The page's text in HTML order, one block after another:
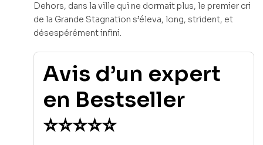
Dehors, dans la ville qui ne dormait plus, le premier cri
de la Grande Stagnation s’éleva, long, strident, et
désespérément infini.
Avis d’un expert
en Bestseller
⭐⭐⭐⭐⭐